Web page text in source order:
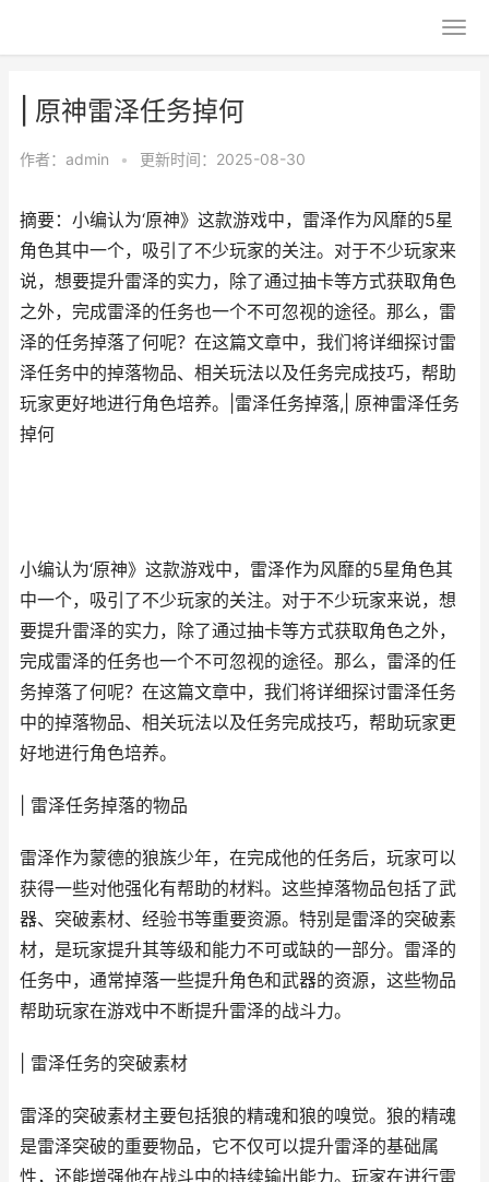
| 原神雷泽任务掉何
作者： admin • 更新时间：2025-08-30
摘要：小编认为‘原神》这款游戏中，雷泽作为风靡的5星
角色其中一个，吸引了不少玩家的关注。对于不少玩家来
说，想要提升雷泽的实力，除了通过抽卡等方式获取角色
之外，完成雷泽的任务也一个不可忽视的途径。那么，雷
泽的任务掉落了何呢？在这篇文章中，我们将详细探讨雷
泽任务中的掉落物品、相关玩法以及任务完成技巧，帮助
玩家更好地进行角色培养。|雷泽任务掉落,| 原神雷泽任务
掉何
小编认为‘原神》这款游戏中，雷泽作为风靡的5星角色其
中一个，吸引了不少玩家的关注。对于不少玩家来说，想
要提升雷泽的实力，除了通过抽卡等方式获取角色之外，
完成雷泽的任务也一个不可忽视的途径。那么，雷泽的任
务掉落了何呢？在这篇文章中，我们将详细探讨雷泽任务
中的掉落物品、相关玩法以及任务完成技巧，帮助玩家更
好地进行角色培养。
| 雷泽任务掉落的物品
雷泽作为蒙德的狼族少年，在完成他的任务后，玩家可以
获得一些对他强化有帮助的材料。这些掉落物品包括了武
器、突破素材、经验书等重要资源。特别是雷泽的突破素
材，是玩家提升其等级和能力不可或缺的一部分。雷泽的
任务中，通常掉落一些提升角色和武器的资源，这些物品
帮助玩家在游戏中不断提升雷泽的战斗力。
| 雷泽任务的突破素材
雷泽的突破素材主要包括狼的精魂和狼的嗅觉。狼的精魂
是雷泽突破的重要物品，它不仅可以提升雷泽的基础属
性，还能增强他在战斗中的持续输出能力。玩家在进行雷